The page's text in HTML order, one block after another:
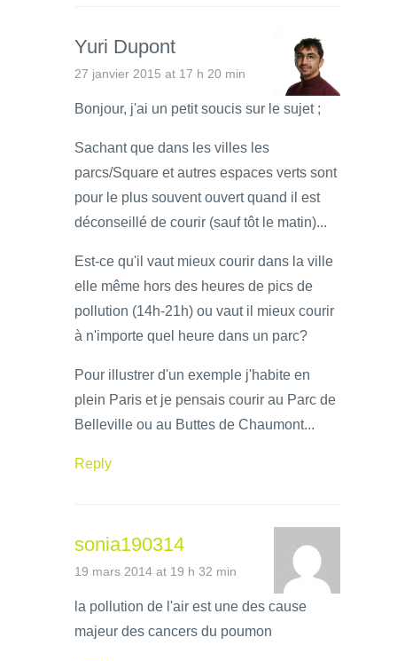
Yuri Dupont
27 janvier 2015 at 17 h 20 min
Bonjour, j'ai un petit soucis sur le sujet ;
Sachant que dans les villes les
parcs/Square et autres espaces verts sont
pour le plus souvent ouvert quand il est
déconseillé de courir (sauf tôt le matin)...
Est-ce qu'il vaut mieux courir dans la ville
elle même hors des heures de pics de
pollution (14h-21h) ou vaut il mieux courir
à n'importe quel heure dans un parc?
Pour illustrer d'un exemple j'habite en
plein Paris et je pensais courir au Parc de
Belleville ou au Buttes de Chaumont...
Reply
sonia190314
19 mars 2014 at 19 h 32 min
la pollution de l'air est une des cause
majeur des cancers du poumon